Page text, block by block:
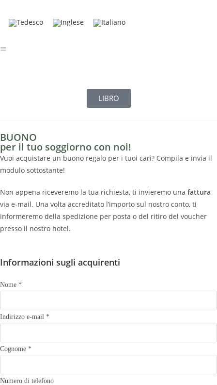
LIBRO
BUONO
per il tuo soggiorno con noi!
Vuoi acquistare un buono regalo per i tuoi cari? Compila e invia il
modulo sottostante!
Non appena riceveremo la tua richiesta, ti invieremo una fattura
via e-mail. Una volta accreditato l’importo sul nostro conto, ti
informeremo della spedizione per posta o del ritiro del voucher
presso il nostro hotel.
Informazioni sugli acquirenti
Nome *
Indirizzo e-mail *
Cognome *
Numero di telefono